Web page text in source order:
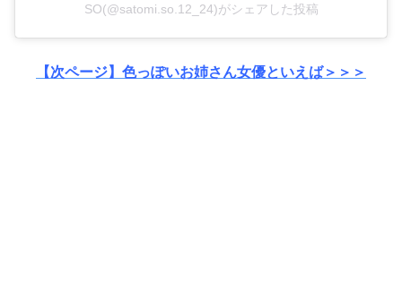
SO(@satomi.so.12_24)がシェアした投稿
【次ページ】色っぽいお姉さん女優といえば＞＞＞